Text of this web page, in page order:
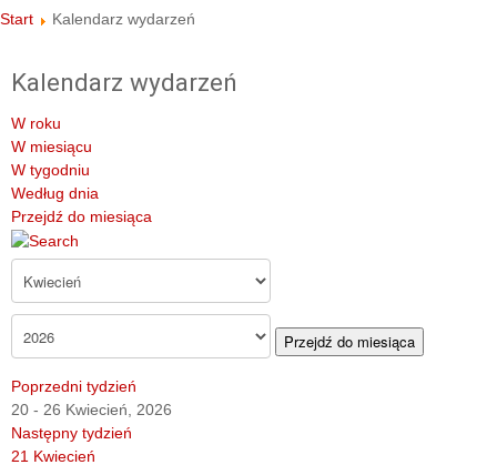
Start Kalendarz wydarzeń
Kalendarz wydarzeń
W roku
W miesiącu
W tygodniu
Według dnia
Przejdź do miesiąca
Przejdź do miesiąca
Poprzedni tydzień
20 - 26 Kwiecień, 2026
Następny tydzień
21 Kwiecień